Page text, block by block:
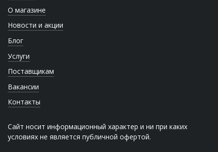
О магазине
Новости и акции
Блог
Услуги
Поставщикам
Вакансии
Контакты
Сайт носит информационный характер и ни при каких
условиях не является публичной офертой.